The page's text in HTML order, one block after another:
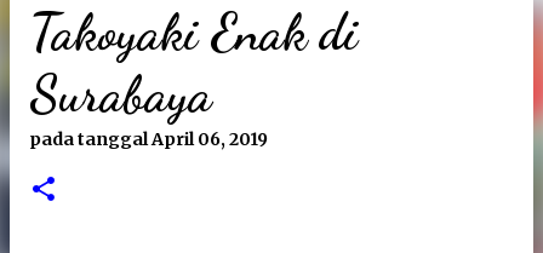
Takoyaki Enak di
Surabaya
pada tanggalApril 06, 2019